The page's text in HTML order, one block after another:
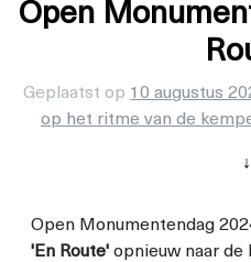
Open
Geplaatst op 10 augustus
op het ritme van de
↓
Open Monumentendag
'En Route' opnieuw naar de